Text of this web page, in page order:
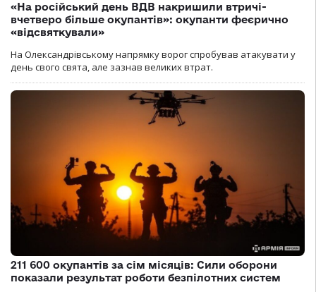
«На російський день ВДВ накришили втричі-
вчетверо більше окупантів»: окупанти феєрично
«відсвяткували»
На Олександрівському напрямку ворог спробував атакувати у
день свого свята, але зазнав великих втрат.
211 600 окупантів за сім місяців: Сили оборони
показали результат роботи безпілотних систем